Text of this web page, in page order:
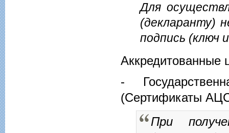
Для
(декларанту)
подпись (ключ
Аккредитованные
-
(Сертификаты
При